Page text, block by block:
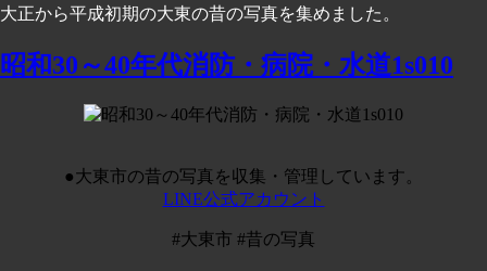
大正から平成初期の大東の昔の写真を集めました。
昭和30～40年代消防・病院・水道1s010
●大東市の昔の写真を収集・管理しています。
LINE公式アカウント
#大東市 #昔の写真